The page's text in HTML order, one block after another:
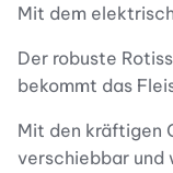
Mit dem
Der robuste
bekommt das
Mit den kräftigen
verschiebbar und